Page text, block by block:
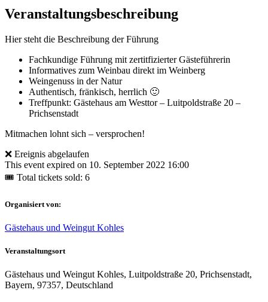
Veranstaltungsbeschreibung
Hier steht die Beschreibung der Führung
Fachkundige Führung mit zertitfizierter Gästeführerin
Informatives zum Weinbau direkt im Weinberg
Weingenuss in der Natur
Authentisch, fränkisch, herrlich 🙂
Treffpunkt: Gästehaus am Westtor – Luitpoldstraße 20 –
Prichsenstadt
Mitmachen lohnt sich – versprochen!
❌ Ereignis abgelaufen
This event expired on 10. September 2022 16:00
🎟 Total tickets sold: 6
Organisiert von:
Gästehaus und Weingut Kohles
Veranstaltungsort
Gästehaus und Weingut Kohles, Luitpoldstraße 20, Prichsenstadt,
Bayern, 97357, Deutschland